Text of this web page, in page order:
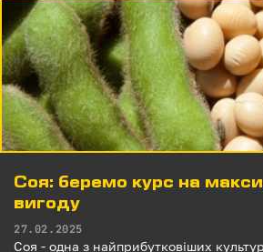
Соя: беремо курс на
вигоду
27.02.2025
Соя - одна з найприбутковіших